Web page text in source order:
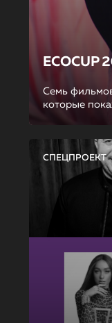
ECOCUP
Семь
которые
СПЕЦПРОЕКТ